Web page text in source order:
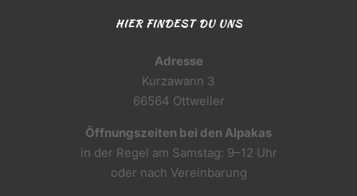
HIER FINDEST DU UNS
Adresse
Kurzawann 3
66564 Ottweiler
Öffnungszeiten bei den Alpakas
in der Regel am Samstag: 9–12 Uhr
oder nach Vereinbarung